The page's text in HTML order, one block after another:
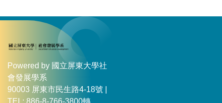
Powered by 國立屏東大學社
會發展學系
90003 屏東市民生路4-18號 |